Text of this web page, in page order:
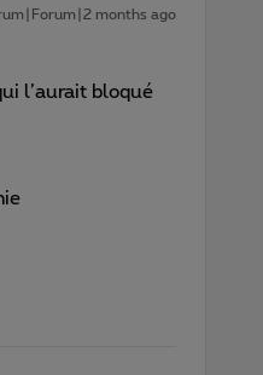
months ago
l’aurait bloqué